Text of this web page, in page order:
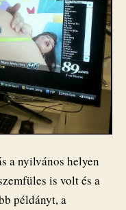
a nyilvános helyen
is volt és a
példányt, a